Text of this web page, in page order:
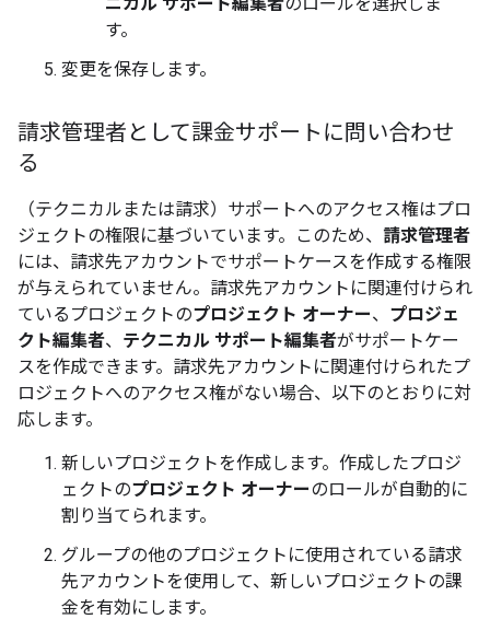
す。
変更を保存します。
請求管理者として課金サポートに問い合わせ
る
（テクニカルまたは請求）サポートへのアクセス権はプロ
ジェクトの権限に基づいています。このため、 請求管理者
には、請求先アカウントでサポートケースを作成する権限
が与えられていません。請求先アカウントに関連付けられ
ているプロジェクトのプロジェクト オーナー、 プロジェ
クト編集者、 テクニカル サポート編集者がサポートケー
スを作成できます。請求先アカウントに関連付けられたプ
ロジェクトへのアクセス権がない場合、以下のとおりに対
応します。
新しいプロジェクトを作成します。作成したプロジ
ェクトのプロジェクト オーナーのロールが自動的に
割り当てられます。
グループの他のプロジェクトに使用されている請求
先アカウントを使用して、新しいプロジェクトの課
金を有効にします。